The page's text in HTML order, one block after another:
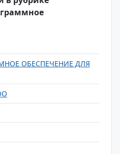
ОБЕСПЕЧЕНИЕ ДЛЯ